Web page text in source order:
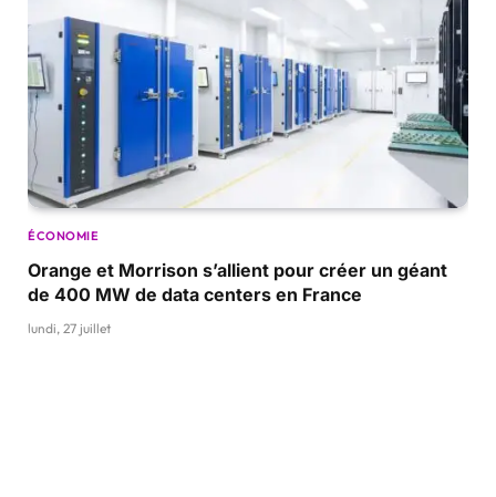
ÉCONOMIE
Orange et Morrison s’allient pour créer un géant
de 400 MW de data centers en France
lundi, 27 juillet